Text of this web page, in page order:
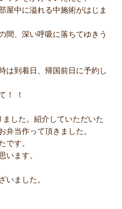
屋中に溢れる中施術がはじま
間、深い呼吸に落ちてゆきう
は到着日、帰国前日に予約し
！ ！
ました。紹介していただいた
弁当作って頂きました。
です。
います。
いました。